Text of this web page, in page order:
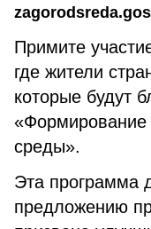
Примите
где жители
которые будут
«Формирование
среды».
Эта программа
предложению